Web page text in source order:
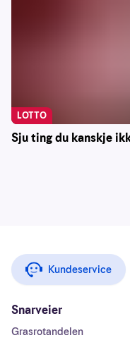
Sju ting du kanskje
LOTTO
Kundeservice
Snarveier
Grasrotandelen